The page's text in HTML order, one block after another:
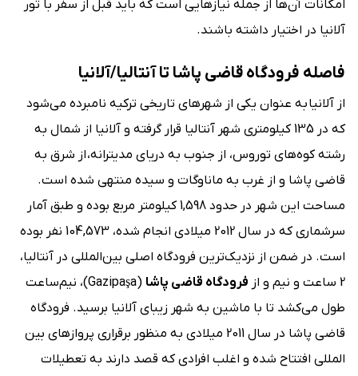
امکانات آن‌ها از جمله نیازهایی است که باید قبل از سفر با تور
آلانیا در اختیار داشته باشند.
فاصله فرودگاه قاضی پاشا تا آنتالیا/آلانیا
از آلانیا به عنوان یکی از شهرهای تاریخی ترکیه نامبرده می‌شود
که در 135 کیلومتری شهر آنتالیا قرار گرفته و آلانیا از شمال به
رشته کوه‌های توروس، از جنوب به دریای مدیترانه، از شرق به
قاضی پاشا و از غرب به ماناوگات و سیده منتهی شده است.
مساحت این شهر در حدود 1,598 کیلومتر مربع بوده و طبق آمار
سرشماری که در سال 2012 میلادی انجام شده، 104,573 نفر بوده
است. در ضمن از نزدیک‌ترین فرودگاه اصلی بین‌المللی در آنتالیا،
2 ساعت و نیم و از
فرودگاه قاضی پاشا
(Gazipaşa)، نیم‌ساعت
طول می‌کشد تا با ماشین به شهر زیبای آلانیا برسید. فرودگاه
قاضی پاشا در سال 2011 میلادی به منظور برقراری پروازهای بین
المللی افتتاح شده و اغلب افرادی که قصد دارند به تعطیلات